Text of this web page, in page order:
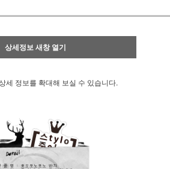
상세정보 새창 열기
세 정보를 확대해 보실 수 있습니다.